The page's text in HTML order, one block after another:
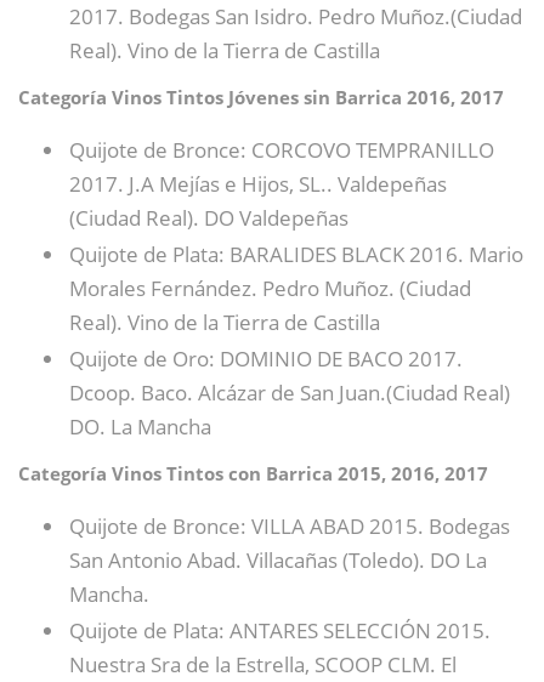
2017. Bodegas San Isidro. Pedro Muñoz.(Ciudad
Real). Vino de la Tierra de Castilla
Categoría Vinos Tintos Jóvenes sin Barrica 2016, 2017
Quijote de Bronce: CORCOVO TEMPRANILLO
2017. J.A Mejías e Hijos, SL.. Valdepeñas
(Ciudad Real). DO Valdepeñas
Quijote de Plata: BARALIDES BLACK 2016. Mario
Morales Fernández. Pedro Muñoz. (Ciudad
Real). Vino de la Tierra de Castilla
Quijote de Oro: DOMINIO DE BACO 2017.
Dcoop. Baco. Alcázar de San Juan.(Ciudad Real)
DO. La Mancha
Categoría Vinos Tintos con Barrica 2015, 2016, 2017
Quijote de Bronce: VILLA ABAD 2015. Bodegas
San Antonio Abad. Villacañas (Toledo). DO La
Mancha.
Quijote de Plata: ANTARES SELECCIÓN 2015.
Nuestra Sra de la Estrella, SCOOP CLM. El